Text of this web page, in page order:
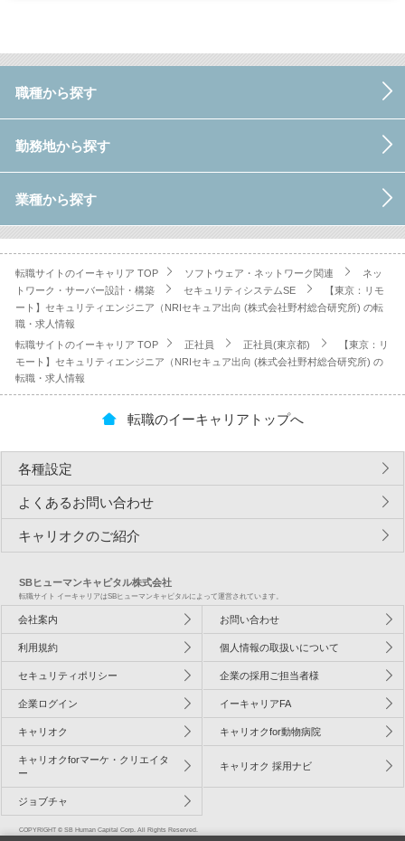
職種から探す
勤務地から探す
業種から探す
転職サイトのイーキャリア TOP ソフトウェア・ネットワーク関連
ネッ
トワーク・サーバー設計・構築
セキュリティシステムSE
【東京：リモ
ート】セキュリティエンジニア（NRIセキュア出向 (株式会社野村総合研究所) の転
職・求人情報
転職サイトのイーキャリア TOP
正社員 正社員(東京都)
【東京：リ
モート】セキュリティエンジニア（NRIセキュア出向 (株式会社野村総合研究所) の
転職・求人情報
転職のイーキャリアトップへ
各種設定
よくあるお問い合わせ
キャリオクのご紹介
SBヒューマンキャピタル株式会社
転職サイト イーキャリアはSBヒューマンキャピタルによって運営されています。
会社案内 お問い合わせ
利用規約 個人情報の取扱いについて
セキュリティポリシー 企業の採用ご担当者様
企業ログイン イーキャリアFA
キャリオク キャリオクfor動物病院
キャリオクforマーケ・クリエイタ
ー
キャリオク 採用ナビ
ジョブチャ
COPYRIGHT © SB Human Capital Corp. All Rights Reserved.